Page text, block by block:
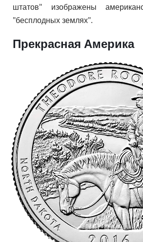
штатов" изображены
"бесплодных землях".
Прекрасная Америка